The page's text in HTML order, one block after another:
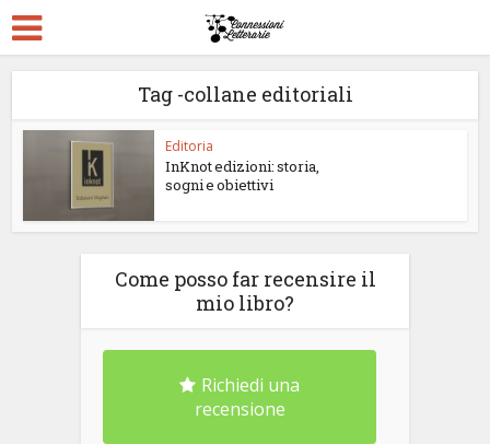
Tag -collane editoriali
Editoria
InKnot edizioni: storia,
sogni e obiettivi
Come posso far recensire il
mio libro?
Richiedi una
recensione